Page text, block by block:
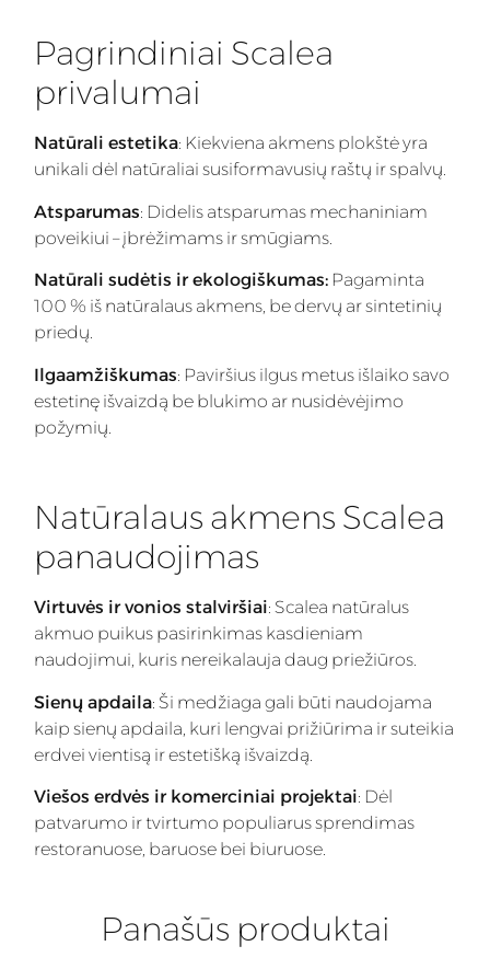
Pagrindiniai Scalea
privalumai
Natūrali estetika: Kiekviena akmens plokštė yra
unikali dėl natūraliai susiformavusių raštų ir spalvų.
Atsparumas: Didelis atsparumas mechaniniam
poveikiui – įbrėžimams ir smūgiams.
Natūrali sudėtis ir ekologiškumas: Pagaminta
100 % iš natūralaus akmens, be dervų ar sintetinių
priedų.
Ilgaamžiškumas: Paviršius ilgus metus išlaiko savo
estetinę išvaizdą be blukimo ar nusidėvėjimo
požymių.
Natūralaus akmens Scalea
panaudojimas
Virtuvės ir vonios stalviršiai: Scalea natūralus
akmuo puikus pasirinkimas kasdieniam
naudojimui, kuris nereikalauja daug priežiūros.
Sienų apdaila: Ši medžiaga gali būti naudojama
kaip sienų apdaila, kuri lengvai prižiūrima ir suteikia
erdvei vientisą ir estetišką išvaizdą.
Viešos erdvės ir komerciniai projektai: Dėl
patvarumo ir tvirtumo populiarus sprendimas
restoranuose, baruose bei biuruose.
Panašūs produktai